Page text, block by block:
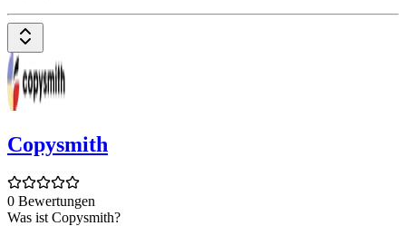
Copysmith
0 Bewertungen
Was ist Copysmith?